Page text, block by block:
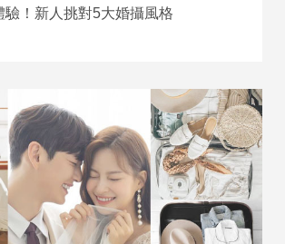
驗！新人挑對5大婚攝風格